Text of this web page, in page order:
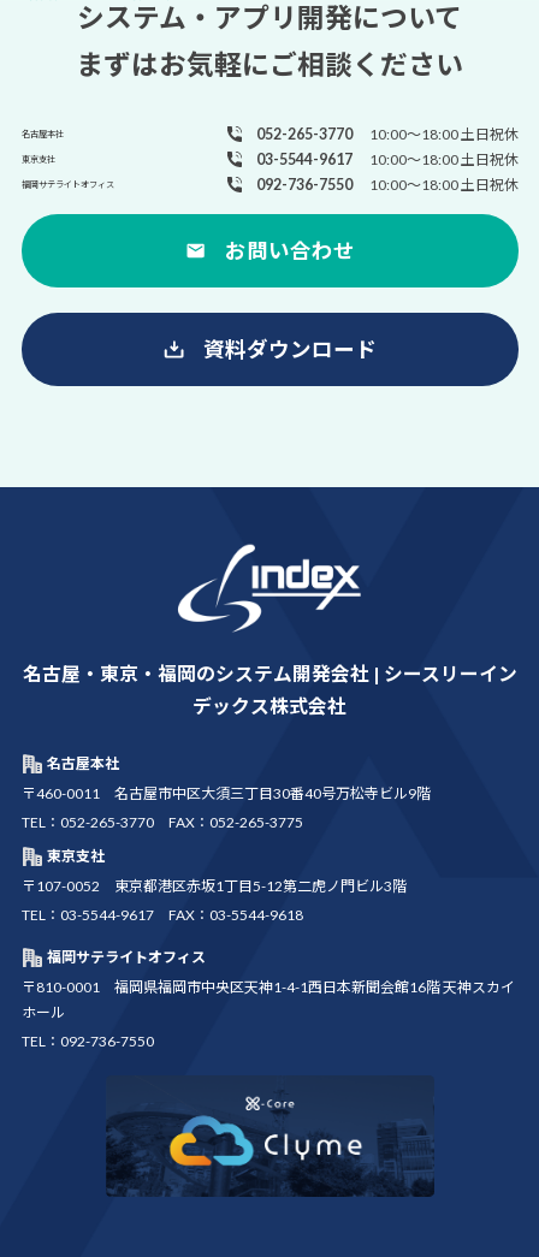
システム・アプリ開発について
まずはお気軽にご相談ください
名古屋本社 052-265-3770 10:00～18:00 土日祝休
東京支社 03-5544-9617 10:00～18:00 土日祝休
福岡サテライトオフィス 092-736-7550 10:00～18:00 土日祝休
お問い合わせ
資料ダウンロード
名古屋・東京・福岡のシステム開発会社 | シースリーイン
デックス株式会社
名古屋本社
〒460-0011 名古屋市中区大須三丁目30番40号万松寺ビル9階
TEL：052-265-3770 FAX：052-265-3775
東京支社
〒107-0052 東京都港区赤坂1丁目5-12第二虎ノ門ビル3階
TEL：03-5544-9617 FAX：03-5544-9618
福岡サテライトオフィス
〒810-0001 福岡県福岡市中央区天神1-4-1西日本新聞会館16階 天神スカイ
ホール
TEL：092-736-7550